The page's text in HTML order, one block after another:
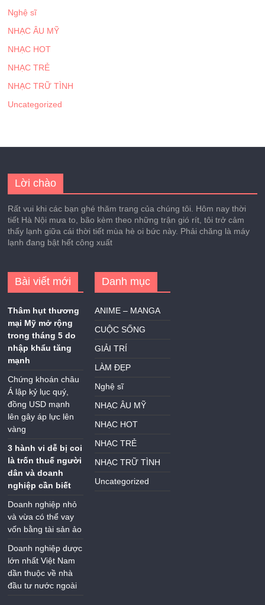
Nghệ sĩ
NHẠC ÂU MỸ
NHẠC HOT
NHẠC TRẺ
NHẠC TRỮ TÌNH
Uncategorized
Lời chào
Rất vui khi các bạn ghé thăm trang của chúng tôi. Hôm nay thời
tiết Hà Nội mưa to, bão kèm theo những trận gió rít, tôi trở cảm
thấy lạnh giữa cái thời tiết mùa hè oi bức này. Phải chăng là máy
lạnh đang bật hết công xuất
Bài viết mới
Thâm hụt thương
mại Mỹ mở rộng
trong tháng 5 do
nhập khẩu tăng
mạnh
Chứng khoán châu
Á lập kỷ lục quý,
đồng USD mạnh
lên gây áp lực lên
vàng
3 hành vi dễ bị coi
là trốn thuế người
dân và doanh
nghiệp cần biết
Doanh nghiệp nhỏ
và vừa có thể vay
vốn bằng tài sản ảo
Doanh nghiệp dược
lớn nhất Việt Nam
dần thuộc về nhà
đầu tư nước ngoài
Danh mục
ANIME – MANGA
CUỘC SỐNG
GIẢI TRÍ
LÀM ĐẸP
Nghệ sĩ
NHẠC ÂU MỸ
NHẠC HOT
NHẠC TRẺ
NHẠC TRỮ TÌNH
Uncategorized